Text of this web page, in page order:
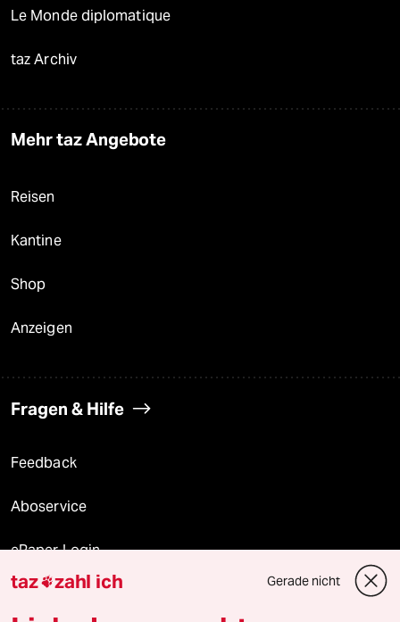
Le Monde diplomatique
taz Archiv
Mehr taz Angebote
Reisen
Kantine
Shop
Anzeigen
Fragen & Hilfe
Feedback
Aboservice
ePaper Login
Downloads für Abonnierende
taz zahl ich Gerade nicht